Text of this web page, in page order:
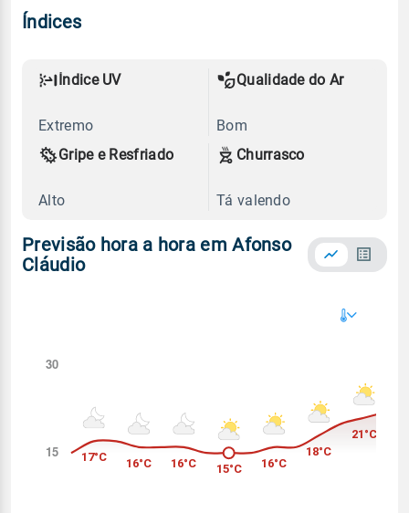
Índices
Índice UV
Extremo
Qualidade do Ar
Bom
Gripe e Resfriado
Alto
Churrasco
Tá valendo
Previsão hora a hora em Afonso
Cláudio